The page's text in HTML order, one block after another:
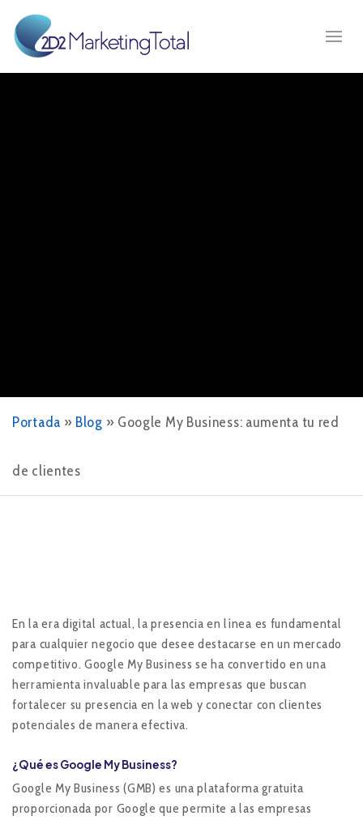
Portada » Blog » Google My Business: aumenta tu red
de clientes
En la era digital actual, la presencia en línea es fundamental
para cualquier negocio que desee destacarse en un mercado
competitivo. Google My Business se ha convertido en una
herramienta invaluable para las empresas que buscan
fortalecer su presencia en la web y conectar con clientes
potenciales de manera efectiva.
¿Qué es Google My Business?
Google My Business (GMB) es una plataforma gratuita
proporcionada por Google que permite a las empresas